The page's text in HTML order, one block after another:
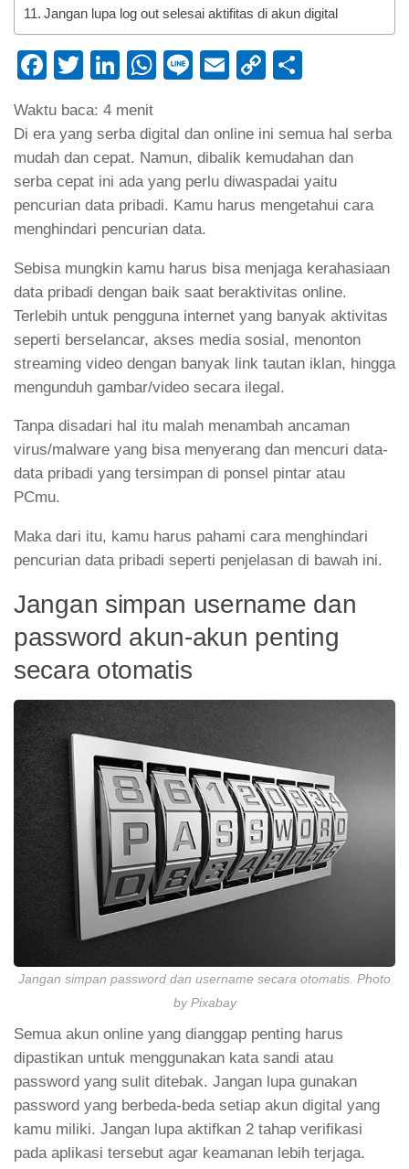
Jangan lupa log out selesai aktifitas di akun digital
Facebook
TwitterLinkedIn
WhatsApp
LineEmailCopy
Waktu baca: 4 menit
Di era yang serba digital dan online ini semua hal serba
mudah dan cepat. Namun, dibalik kemudahan dan
serba cepat ini ada yang perlu diwaspadai yaitu
pencurian data pribadi. Kamu harus mengetahui cara
menghindari pencurian data.
Sebisa mungkin kamu harus bisa menjaga kerahasiaan
data pribadi dengan baik saat beraktivitas online.
Terlebih untuk pengguna internet yang banyak aktivitas
seperti berselancar, akses media sosial, menonton
streaming video dengan banyak link tautan iklan, hingga
mengunduh gambar/video secara ilegal.
Tanpa disadari hal itu malah menambah ancaman
virus/malware yang bisa menyerang dan mencuri data-
data pribadi yang tersimpan di ponsel pintar atau
PCmu.
Maka dari itu, kamu harus pahami cara menghindari
pencurian data pribadi seperti penjelasan di bawah ini.
Jangan simpan username dan
password akun-akun penting
secara otomatis
Jangan simpan password dan username secara otomatis. Photo
by Pixabay
Semua akun online yang dianggap penting harus
dipastikan untuk menggunakan kata sandi atau
password yang sulit ditebak. Jangan lupa gunakan
password yang berbeda-beda setiap akun digital yang
kamu miliki. Jangan lupa aktifkan 2 tahap verifikasi
pada aplikasi tersebut agar keamanan lebih terjaga.